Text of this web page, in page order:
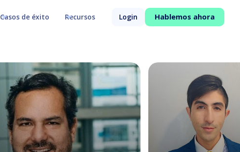
Casos de éxito Recursos Login Hablemos ahora